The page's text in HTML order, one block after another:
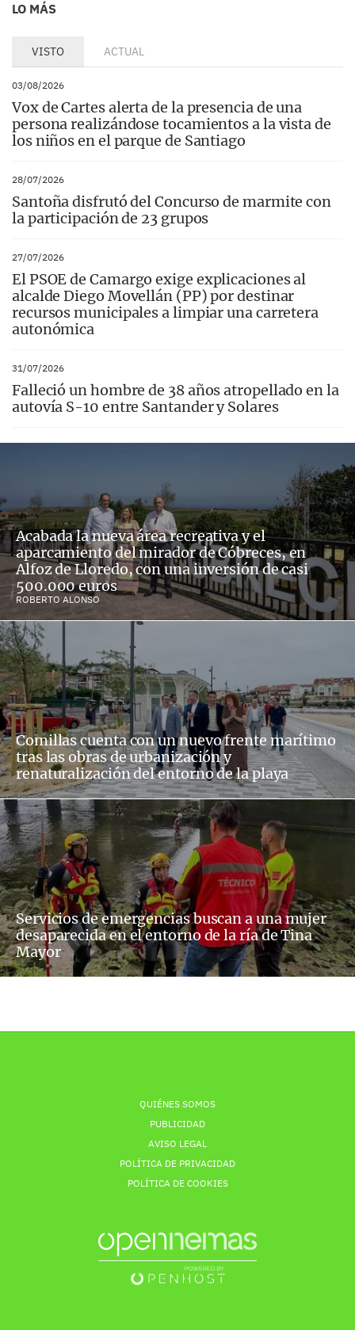
LO MÁS
VISTO ACTUAL
03/08/2026
Vox de Cartes alerta de la presencia de una
persona realizándose tocamientos a la vista de
los niños en el parque de Santiago
28/07/2026
Santoña disfrutó del Concurso de marmite con
la participación de 23 grupos
27/07/2026
El PSOE de Camargo exige explicaciones al
alcalde Diego Movellán (PP) por destinar
recursos municipales a limpiar una carretera
autonómica
31/07/2026
Falleció un hombre de 38 años atropellado en la
autovía S-10 entre Santander y Solares
Acabada la nueva área recreativa y el
aparcamiento del mirador de Cóbreces, en
Alfoz de Lloredo, con una inversión de casi
500.000 euros
ROBERTO ALONSO
Comillas cuenta con un nuevo frente marítimo
tras las obras de urbanización y
renaturalización del entorno de la playa
Servicios de emergencias buscan a una mujer
desaparecida en el entorno de la ría de Tina
Mayor
QUIÉNES SOMOS
PUBLICIDAD
AVISO LEGAL
POLÍTICA DE PRIVACIDAD
POLÍTICA DE COOKIES